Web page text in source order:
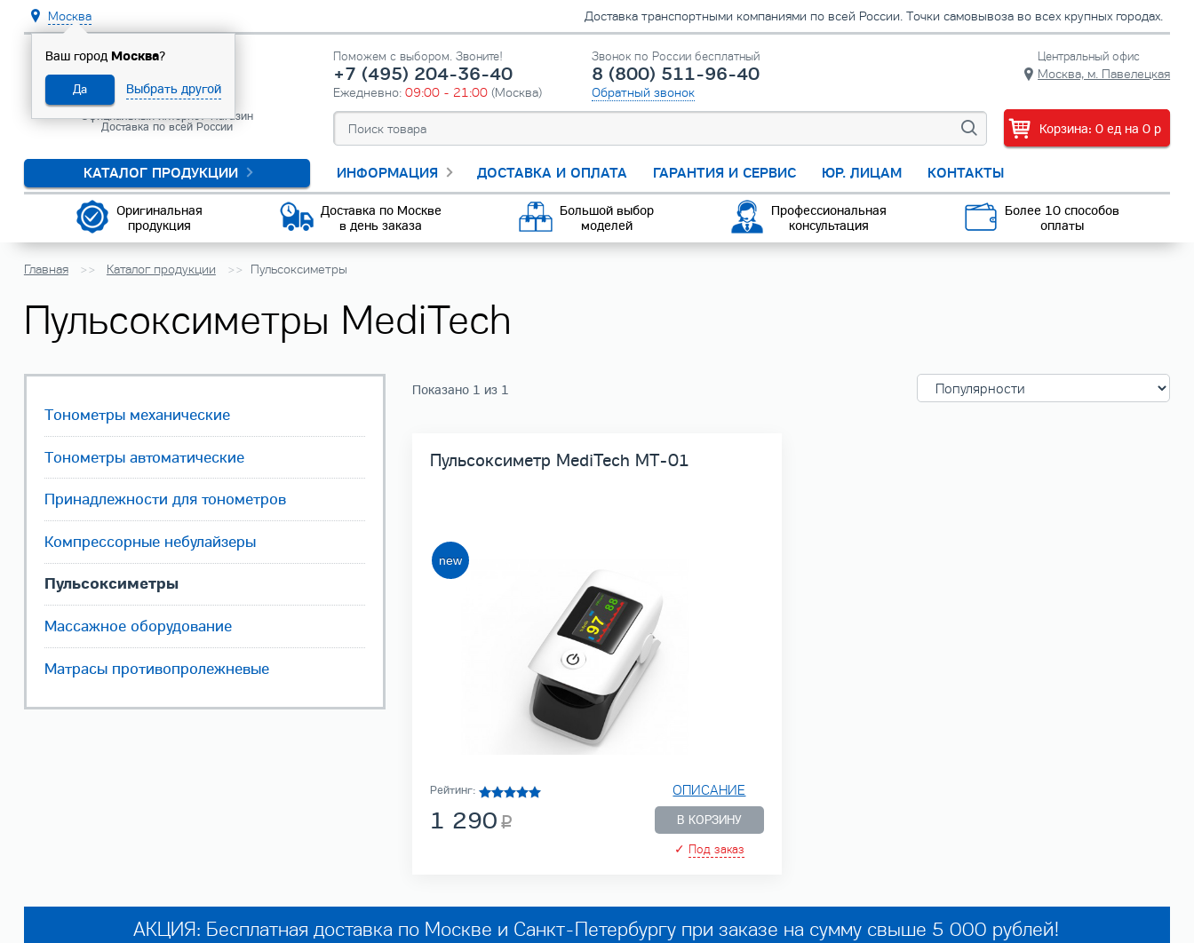
Москва
Ваш город Москва?
Да Выбрать другой
Доставка транспортными компаниями по всей России. Точки самовывоза во всех крупных городах.
Официальный интернет-магазин
Доставка по всей России
Центральный офис
Москва, м. Павелецкая
Поможем с выбором. Звоните!
+7 (495) 204-36-40
Ежедневно:09:00 - 21:00 (Москва)
Звонок по России бесплатный
8 (800) 511-96-40
Обратный звонок
Корзина: 0 ед на 0 p
КАТАЛОГ ПРОДУКЦИИ ИНФОРМАЦИЯ ДОСТАВКА И ОПЛАТА ГАРАНТИЯ И СЕРВИС ЮР. ЛИЦАМ КОНТАКТЫ
Оригинальная
продукция
Доставка по Москве
в день заказа
Большой выбор
моделей
Профессиональная
консультация
Более 10 способов
оплаты
Главная Каталог продукции Пульсоксиметры
Пульсоксиметры MediTech
Тонометры механические
Тонометры автоматические
Принадлежности для тонометров
Компрессорные небулайзеры
Пульсоксиметры
Массажное оборудование
Матрасы противопролежневые
Показано 1 из 1
Пульсоксиметр MediTech МТ-01
ОПИСАНИЕ
В КОРЗИНУ
✓ Под заказ
Рейтинг:
1 290
АКЦИЯ: Бесплатная доставка по Москве и Санкт-Петербургу при заказе на сумму свыше 5 000 рублей!